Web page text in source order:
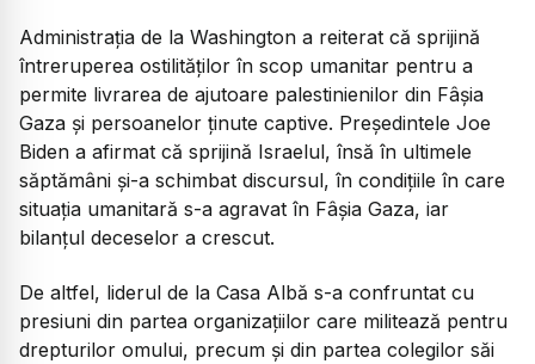
Administrația de la Washington a reiterat că sprijină
întreruperea ostilităților în scop umanitar pentru a
permite livrarea de ajutoare palestinienilor din Fâșia
Gaza și persoanelor ținute captive. Președintele Joe
Biden a afirmat că sprijină Israelul, însă în ultimele
săptămâni și-a schimbat discursul, în condițiile în care
situația umanitară s-a agravat în Fâșia Gaza, iar
bilanțul deceselor a crescut.
De altfel, liderul de la Casa Albă s-a confruntat cu
presiuni din partea organizațiilor care militează pentru
drepturilor omului, precum și din partea colegilor săi